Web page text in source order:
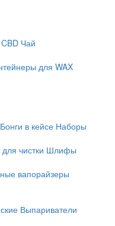
CBD Чай
для WAX
Бонги в кейсе Наборы
чистки Шлифы
вапорайзеры
Выпариватели